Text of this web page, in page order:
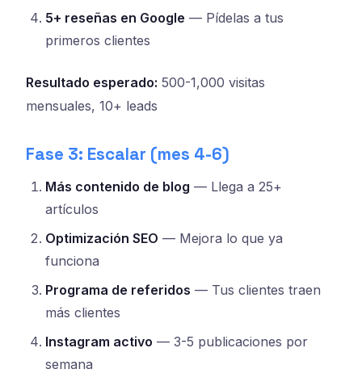
5+ reseñas en Google — Pídelas a tus
primeros clientes
Resultado esperado: 500-1,000 visitas
mensuales, 10+ leads
Fase 3: Escalar (mes 4-6)
Más contenido de blog — Llega a 25+
artículos
Optimización SEO — Mejora lo que ya
funciona
Programa de referidos — Tus clientes traen
más clientes
Instagram activo — 3-5 publicaciones por
semana